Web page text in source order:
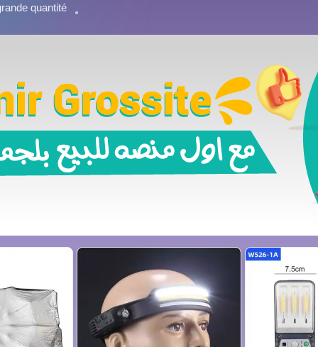
quantité